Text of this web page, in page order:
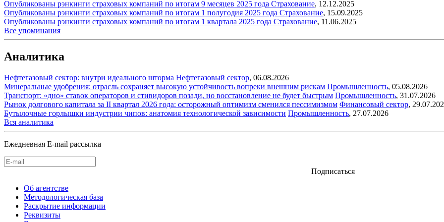
Опубликованы рэнкинги страховых компаний по итогам 9 месяцев 2025 года Страхование, 12.12.2025
Опубликованы рэнкинги страховых компаний по итогам 1 полугодия 2025 года Страхование, 15.09.2025
Опубликованы рэнкинги страховых компаний по итогам 1 квартала 2025 года Страхование, 11.06.2025
Все упоминания
Аналитика
Нефтегазовый сектор: внутри идеального шторма Нефтегазовый сектор, 06.08.2026
Минеральные удобрения: отрасль сохраняет высокую устойчивость вопреки внешним рискам Промышленность, 05.08.2026
Транспорт: «дно» ставок операторов и стивидоров позади, но восстановление не будет быстрым Промышленность, 31.07.2026
Рынок долгового капитала за II квартал 2026 года: осторожный оптимизм сменился пессимизмом Финансовый сектор,
Бутылочные горлышки индустрии чипов: анатомия технологической зависимости Промышленность, 27.07.2026
Вся аналитика
Ежедневная E-mail рассылка
Подписаться
Об агентстве
Методологическая база
Раскрытие информации
Реквизиты